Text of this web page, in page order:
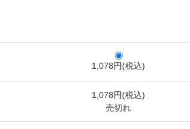
1,078円(税込)
1,078円(税込)
売切れ